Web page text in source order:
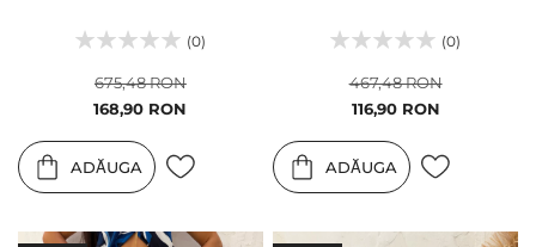
(0)
Pret
168,90 RON
675,48 RON
ADĂUGA
(0)
Pret
116,90 RON
467,48 RON
ADĂUGA